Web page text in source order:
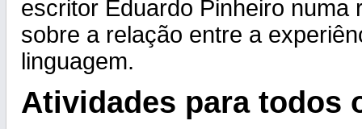
escritor Eduardo Pinheiro numa
sobre a relação entre a
linguagem.
Atividades para todos